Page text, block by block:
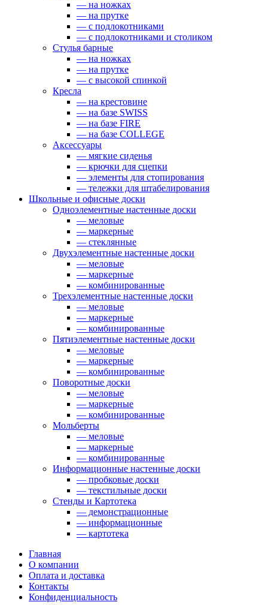
— на ножках
— на прутке
— с подлокотниками
— с подлокотниками и столиком
Стулья барные
— на ножках
— на прутке
— с высокой спинкой
Кресла
— на крестовине
— на базе SWISS
— на базе FIRE
— на базе COLLEGE
Аксессуары
— мягкие сиденья
— крючки для сцепки
— элементы для стопирования
— тележки для штабелирования
Школьные и офисные доски
Одноэлементные настенные доски
— меловые
— маркерные
— стеклянные
Двухэлементные настенные доски
— меловые
— маркерные
— комбинированные
Трехэлементные настенные доски
— меловые
— маркерные
— комбинированные
Пятиэлементные настенные доски
— меловые
— маркерные
— комбинированные
Поворотные доски
— меловые
— маркерные
— комбинированные
Мольберты
— меловые
— маркерные
— комбинированные
Информационные настенные доски
— пробковые доски
— текстильные доски
Стенды и Картотека
— демонстрационные
— информационные
— картотека
Главная
О компании
Оплата и доставка
Контакты
Конфиденциальность